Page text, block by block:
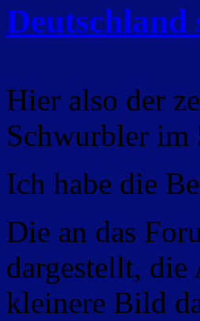
Deutschland
Hier also der
Schwurbler im
Ich habe die
Die an das
dargestellt, die
kleinere Bild